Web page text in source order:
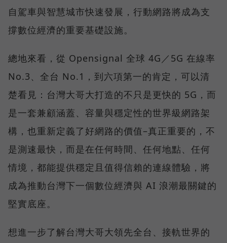
自駕車與智慧城市快速發展，行動網路將成為支
撐數位經濟的重要基礎設施。
總地來看，從 Opensignal 全球 4G／5G 在線率
No.3、全台 No.1，到六項第一的肯定，可以清
楚看見：台灣大哥大打造的不只是更快的 5G，而
是一套兼顧涵蓋、容量與穩定性的世界級網路架
構，也重新定義了好網路的價值–真正重要的，不
是測速最快，而是在任何時間、任何地點、任何
情境，都能提供穩定且值得信賴的連線體驗，將
成為推動台灣下一個數位經濟與 AI 浪潮最關鍵的
堅實底座。
想進一步了解台灣大哥大領先全台、接軌世界的